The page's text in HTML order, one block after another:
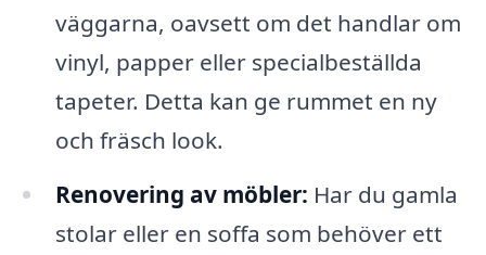
väggarna, oavsett om det handlar om
vinyl, papper eller specialbeställda
tapeter. Detta kan ge rummet en ny
och fräsch look.
Renovering av möbler: Har du gamla
stolar eller en soffa som behöver ett